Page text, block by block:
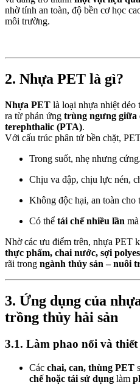
nhờ tính an toàn, độ bền cơ học
môi trường.
2. Nhựa PET là gì?
Nhựa PET là loại nhựa nhiệt dẻo
ra từ phản ứng trùng ngưng giữa
terephthalic (PTA).
Với cấu trúc phân tử bền chặt,
Trong suốt, nhẹ nhưng cứng.
Chịu va đập, chịu lực nén,
Không độc hại, an toàn
Có thể tái chế nhiều lần
Nhờ các ưu điểm trên, nhựa PET
thực phẩm, chai nước, sợi
rãi trong ngành thủy sản – nuôi
3. Ứng dụng của
trồng thủy hải sản
3.1. Làm phao nổi và
Các chai, can, thùng PET
chế hoặc tái sử dụng làm